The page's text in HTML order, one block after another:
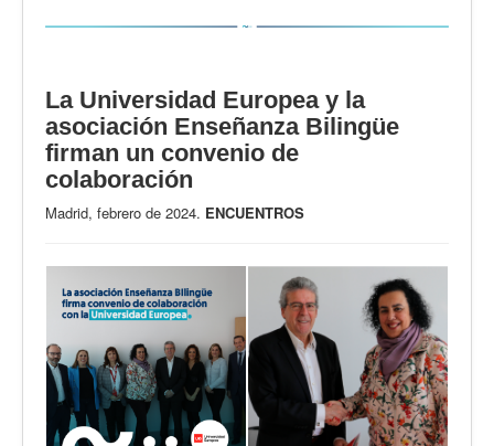
La Universidad Europea y la
asociación Enseñanza Bilingüe
firman un convenio de
colaboración
Madrid, febrero de 2024. ENCUENTROS